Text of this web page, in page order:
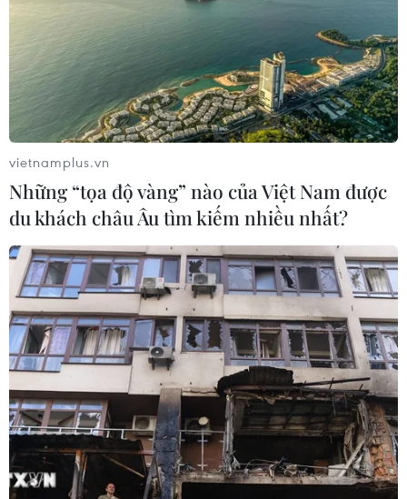
TIN CÙNG CHUYÊN MỤC
Thống đốc Fed khuyến nghị tăng lãi
suất nếu lạm phát không sớm hạ
nhiệt
06/08/2026 03:46
Sản lượng vàng của Trung Quốc
giảm trong nửa đầu năm 2026
06/08/2026 03:41
vietnamplus.vn
Những “tọa độ vàng” nào của Việt Nam được
du khách châu Âu tìm kiếm nhiều nhất?